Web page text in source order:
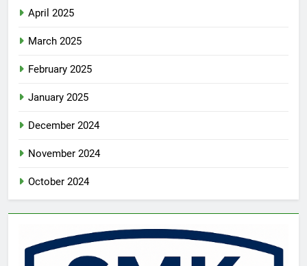
April 2025
March 2025
February 2025
January 2025
December 2024
November 2024
October 2024